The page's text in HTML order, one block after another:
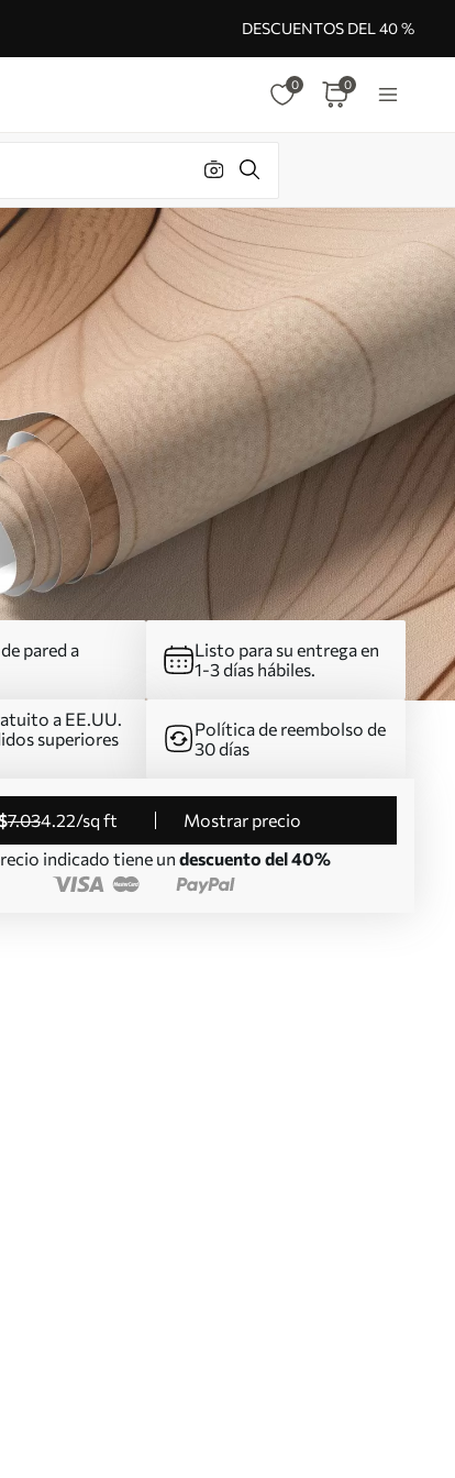
DESCUENTOS DEL 40 %
0 0
pared a
Listo para su entrega en
1-3 días hábiles.
a EE.UU.
superiores
Política de reembolso de
30 días
7.034.22/sq ft
Mostrar precio
indicado tiene un descuento del 40%